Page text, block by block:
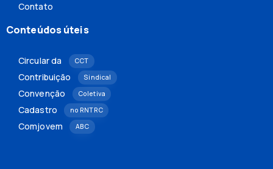
Contato
Conteúdos úteis
Circular da CCT
Contribuição Sindical
Convenção Coletiva
Cadastro no RNTRC
Comjovem ABC